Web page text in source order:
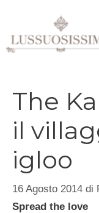
contenuto
The
il
igloo
16 Agosto 2014 di
Spread the love